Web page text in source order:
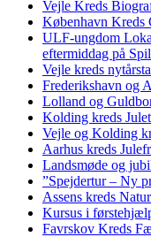
Vejle Kreds
København Kreds
ULF-ungdom
eftermiddag på
Vejle kreds
Frederikshavn og
Lolland og
Kolding kreds
Vejle og Kolding
Aarhus kreds
Landsmøde og
”Spejdertur – Ny
Assens kreds
Kursus i
Favrskov Kreds